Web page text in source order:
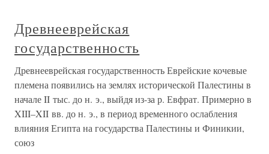
Древнееврейская
государственность
Древнееврейская государственность Еврейские кочевые
племена появились на землях исторической Палестины в
начале II тыс. до н. э., выйдя из-за р. Евфрат. Примерно в
XIII–XII вв. до н. э., в период временного ослабления
влияния Египта на государства Палестины и Финикии,
союз